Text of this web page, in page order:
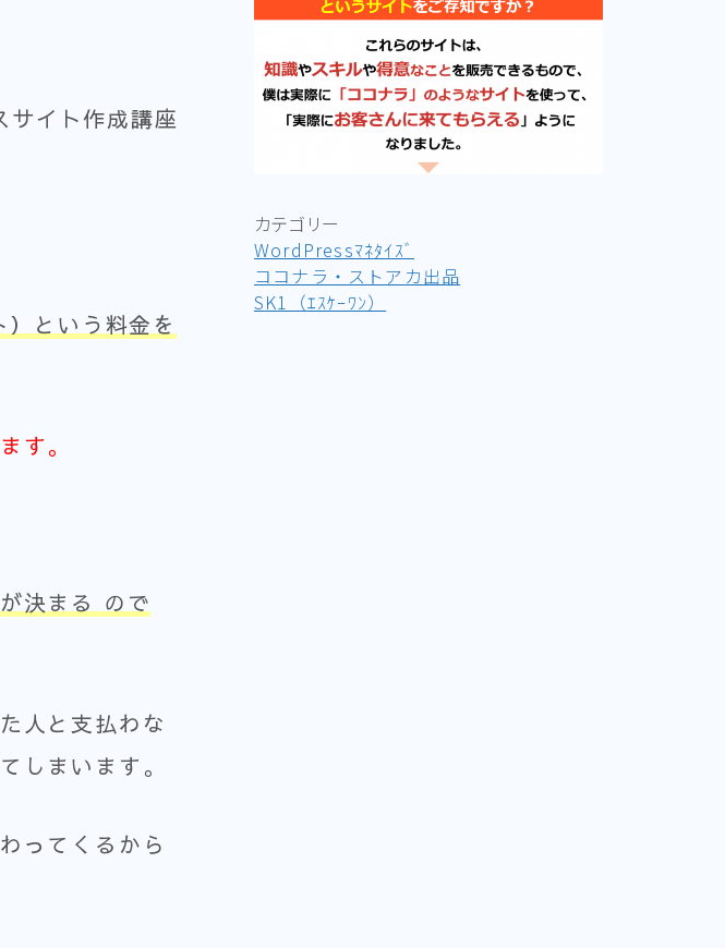
イト作成講座
という料金を
す。
決まる ので
人と支払わな
しまいます。
ってくるから
カテゴリー
WordPressﾏﾈﾀｲｽﾞ
ココナラ・ストアカ出品
SK1（ｴｽｹｰﾜﾝ）